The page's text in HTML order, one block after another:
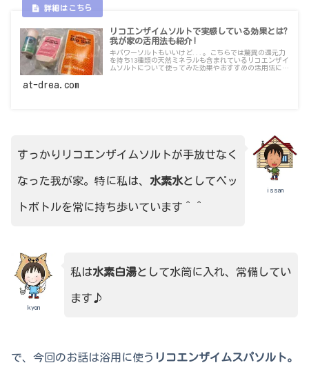
リコエンザイムソルトで実感している効果とは?
我が家の活用法も紹介!
キパワーソルトもいいけど...。こちらでは驚異の還元力
を持ち13種類の天然ミネラルも含まれているリコエンザイ
ムソルトについて使ってみた効果やおすすめの活用法につ
at-drea.com
issan
すっかりリコエンザイムソルトが手放せなく
なった我が家。特に私は、 水素水としてペッ
トボトルを常に持ち歩いています＾＾
kyon
私は水素白湯として水筒に入れ、常備してい
ます♪
で、今回のお話は浴用に使う リコエンザイムスパソルト。